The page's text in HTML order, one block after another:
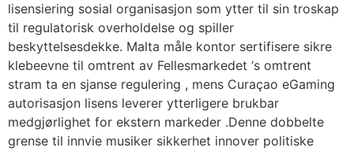
lisensiering sosial organisasjon som ytter til sin troskap
til regulatorisk overholdelse og spiller
beskyttelsesdekke. Malta måle kontor sertifisere sikre
klebeevne til omtrent av Fellesmarkedet ‘s omtrent
stram ta en sjanse regulering , mens Curaçao eGaming
autorisasjon lisens leverer ytterligere brukbar
medgjørlighet for ekstern markeder .Denne dobbelte
grense til innvie musiker sikkerhet innover politiske